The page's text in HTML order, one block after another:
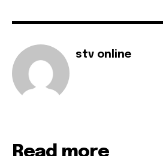
stv online
Read more